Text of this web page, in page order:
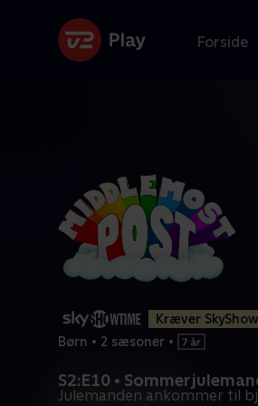
Forside
Kræver
Børn • 2 sæsoner •
S2:E10 •
Julemanden ankommer til